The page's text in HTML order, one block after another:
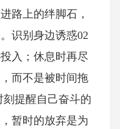
路上的绊脚石，
识别身边诱惑02
入；休息时再尽
而不是被时间拖
提醒自己奋斗的
暂时的放弃是为